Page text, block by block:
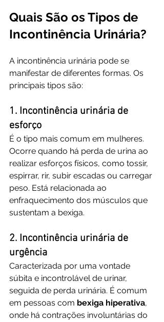
Quais São os Tipos de
Incontinência Urinária?
A incontinência urinária pode se
manifestar de diferentes formas. Os
principais tipos são:
1. Incontinência urinária de
esforço
É o tipo mais comum em mulheres.
Ocorre quando há perda de urina ao
realizar esforços físicos, como tossir,
espirrar, rir, subir escadas ou carregar
peso. Está relacionada ao
enfraquecimento dos músculos que
sustentam a bexiga.
2. Incontinência urinária de
urgência
Caracterizada por uma vontade
súbita e incontrolável de urinar,
seguida de perda urinária. É comum
em pessoas com bexiga hiperativa,
onde há contrações involuntárias do